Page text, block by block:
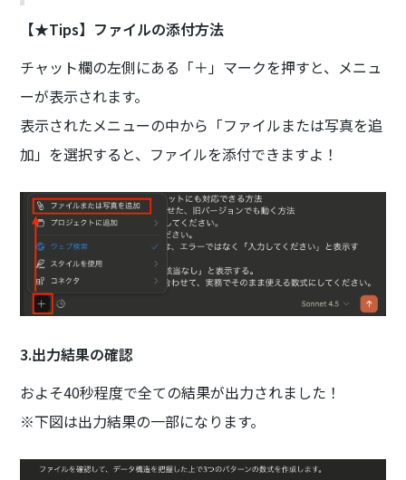
【★Tips】ファイルの添付方法
チャット欄の左側にある「＋」マークを押すと、メニュ
ーが表示されます。
表示されたメニューの中から「ファイルまたは写真を追
加」を選択すると、ファイルを添付できますよ！
3.出力結果の確認
およそ40秒程度で全ての結果が出力されました！
※下図は出力結果の一部になります。